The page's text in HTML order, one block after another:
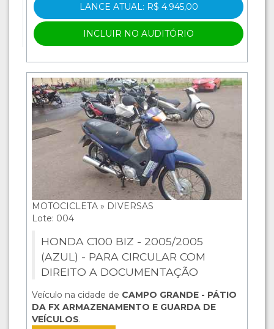
LANCE ATUAL: R$ 4.945,00
INCLUIR NO AUDITÓRIO
MOTOCICLETA » DIVERSAS
Lote: 004
HONDA C100 BIZ - 2005/2005
(AZUL) - PARA CIRCULAR COM
DIREITO A DOCUMENTAÇÃO
Veículo na cidade de CAMPO GRANDE - PÁTIO
DA FX ARMAZENAMENTO E GUARDA DE
VEÍCULOS.